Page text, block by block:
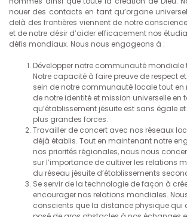
nouer des contacts en tant qu’organe
delà des frontières viennent de notre
et de notre désir d’aider efficacement nos
défis mondiaux. Nous nous engageons à :
Développer notre communauté mondiale
Notre capacité à faire preuve de respect
sein de notre communauté locale tout
de notre identité et mission universelle en
qu’établissement jésuite est sans égale et
plus grandes forces.
Travailler de concert avec nos réseaux
déjà établis. Tout en maintenant notre
nos priorités régionales, nous nous
sur l’importance de cultiver les relations
du réseau jésuite d’établissements
Se servir de la technologie de façon à
encourager nos relations mondiales.
conscients que la distance physique qui